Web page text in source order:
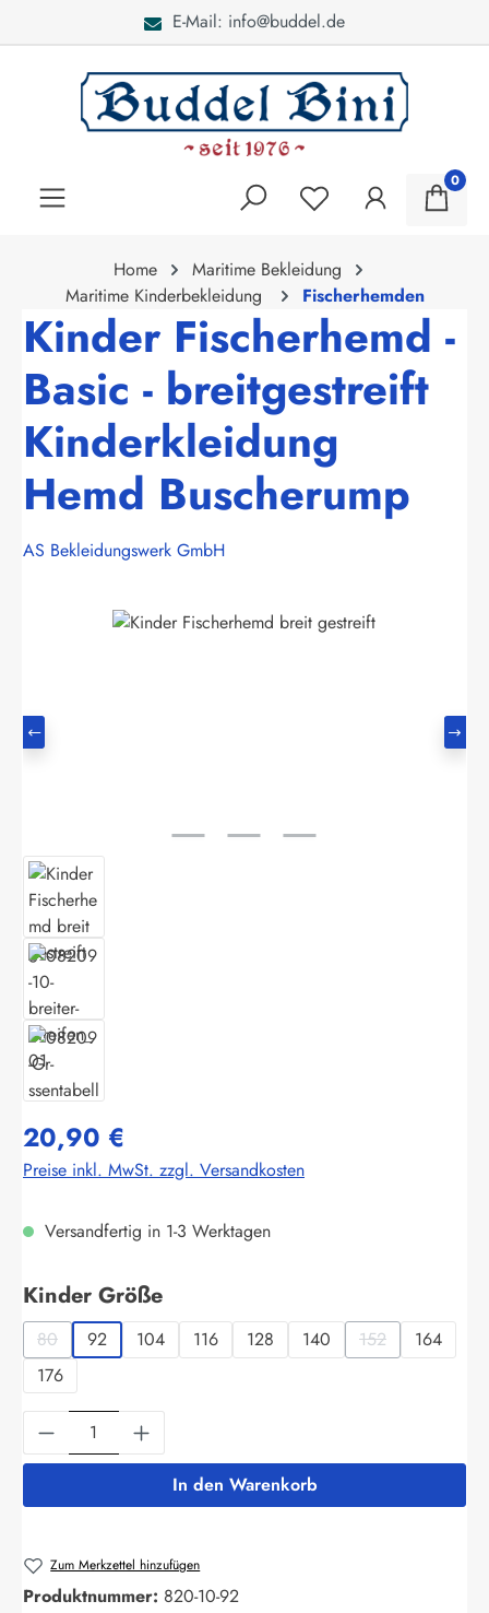
0
Home
Maritime Bekleidung
Maritime Kinderbekleidung
Fischerhemden
Kinder Fischerhemd -
Basic - breitgestreift
Kinderkleidung
Hemd Buscherump
AS Bekleidungswerk GmbH
Bildergalerie überspringen
20,90 €
Preise inkl. MwSt. zzgl. Versandkosten
Versandfertig in 1-3 Werktagen
Kinder Größeauswählen
80
(Diese Option ist zurzeit nicht verfügbar.)
92 104 116 128 140 152
(Diese Option ist
164
176
Produkt Anzahl: Gib den gewünschten
In den Warenkorb
Zum Merkzettel hinzufügen
Produktnummer: 820-10-92